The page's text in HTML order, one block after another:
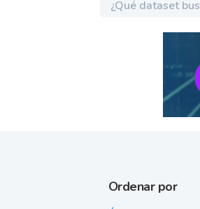
Ordenar por